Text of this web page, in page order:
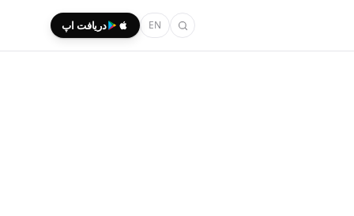
EN دریافت اپ